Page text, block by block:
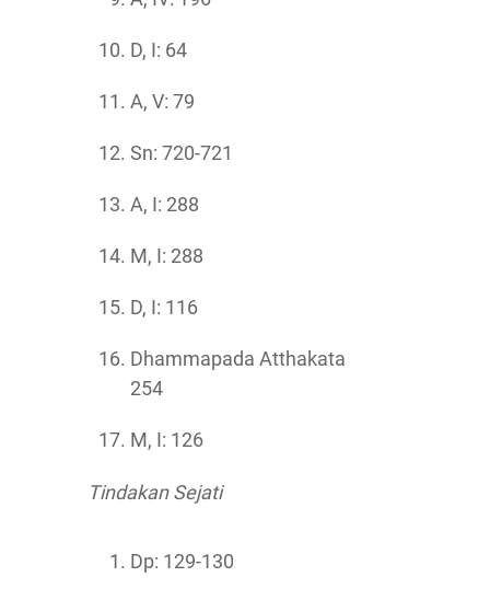
D, I: 64
A, V: 79
Sn: 720-721
A, I: 288
M, I: 288
D, I: 116
Dhammapada Atthakata
254
M, I: 126
Tindakan Sejati
Dp: 129-130